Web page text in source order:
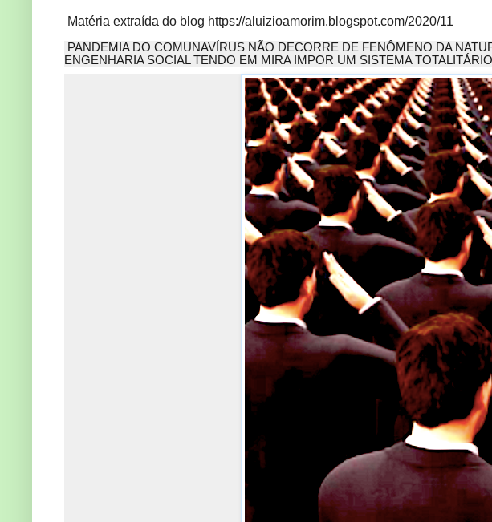
Matéria extraída do blog https://aluizioamorim.blogspot.com/2020/11
PANDEMIA DO COMUNAVÍRUS NÃO DECORRE DE FENÔMENO DA
ENGENHARIA SOCIAL TENDO EM MIRA IMPOR UM SISTEMA